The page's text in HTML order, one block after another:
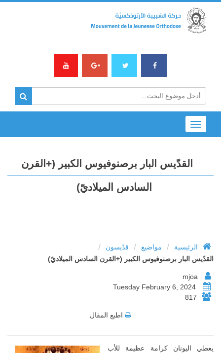
Toggle
navigation
القدّيس البار برصنوفيوس الكبير (+القرن
السادس الميلاديّ)
الرئيسية / مواضيع / قدّيسون /
القدّيس البار برصنوفيوس الكبير (+القرن السادس الميلاديّ)
817
اطبع المقال
يعطي اليونان كرامة عظيمة للأب